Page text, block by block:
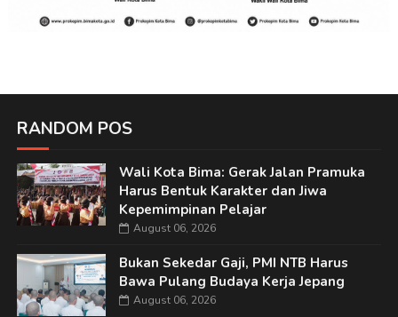
RANDOM POS
Wali Kota Bima: Gerak Jalan Pramuka
Harus Bentuk Karakter dan Jiwa
Kepemimpinan Pelajar
August 06, 2026
Bukan Sekedar Gaji, PMI NTB Harus
Bawa Pulang Budaya Kerja Jepang
August 06, 2026